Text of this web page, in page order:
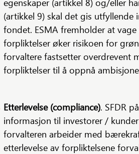
(artikkel 9) skal det gis
fondet. ESMA fremholder at
forpliktelser øker risikoen for
forvaltere fastsetter overdrevent
forpliktelser til å oppnå
Etterlevelse (compliance). SFDR
informasjon til investorer /
forvalteren arbeider med
etterlevelse av forpliktelsene